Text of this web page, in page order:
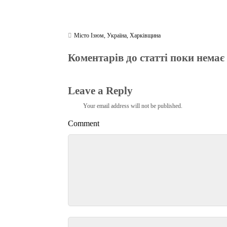
Місто Ізюм,Україна,Харківщина
Коментарів до статті поки немає
Leave a Reply
Your email address will not be published.
Comment